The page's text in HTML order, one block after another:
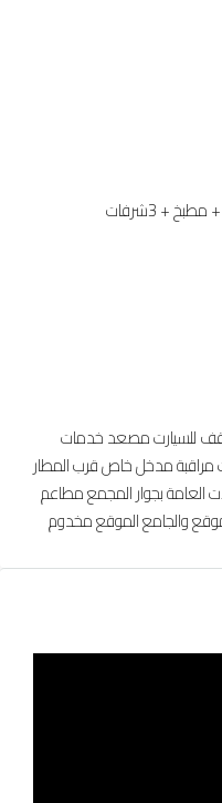
للسيارت مصعد خدمات
مراقبة مدخل خاص قرب المطار
العامة بجوار المجمع مطاعم
والجامع الموقع مخدوم